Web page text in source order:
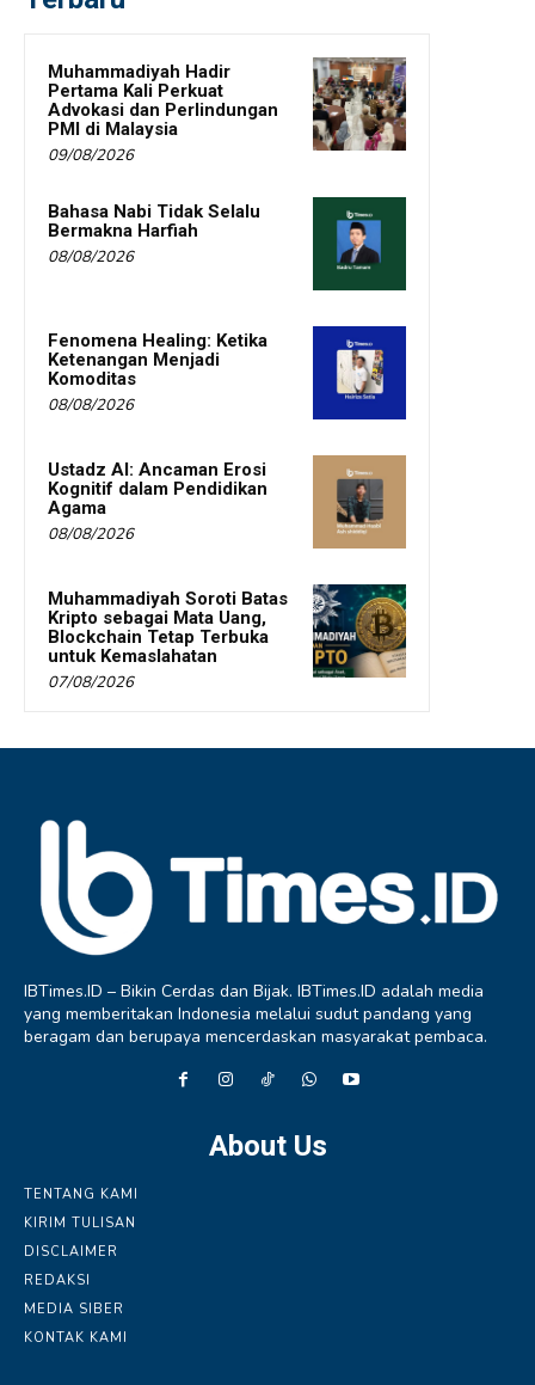
Muhammadiyah Hadir
Pertama Kali Perkuat
Advokasi dan Perlindungan
PMI di Malaysia
09/08/2026
Bahasa Nabi Tidak Selalu
Bermakna Harfiah
08/08/2026
Fenomena Healing: Ketika
Ketenangan Menjadi
Komoditas
08/08/2026
Ustadz AI: Ancaman Erosi
Kognitif dalam Pendidikan
Agama
08/08/2026
Muhammadiyah Soroti Batas
Kripto sebagai Mata Uang,
Blockchain Tetap Terbuka
untuk Kemaslahatan
07/08/2026
IBTimes.ID – Bikin Cerdas dan Bijak. IBTimes.ID adalah media
yang memberitakan Indonesia melalui sudut pandang yang
beragam dan berupaya mencerdaskan masyarakat pembaca.
About Us
TENTANG KAMI
KIRIM TULISAN
DISCLAIMER
REDAKSI
MEDIA SIBER
KONTAK KAMI